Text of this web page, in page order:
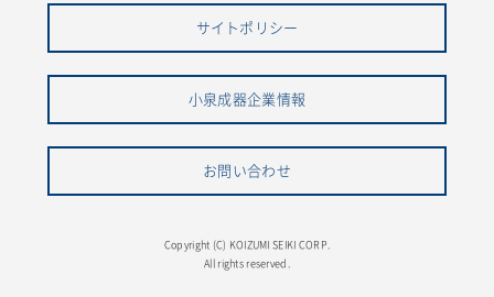
サイトポリシー
小泉成器企業情報
お問い合わせ
Copyright (C) KOIZUMI SEIKI CORP.
All rights reserved.